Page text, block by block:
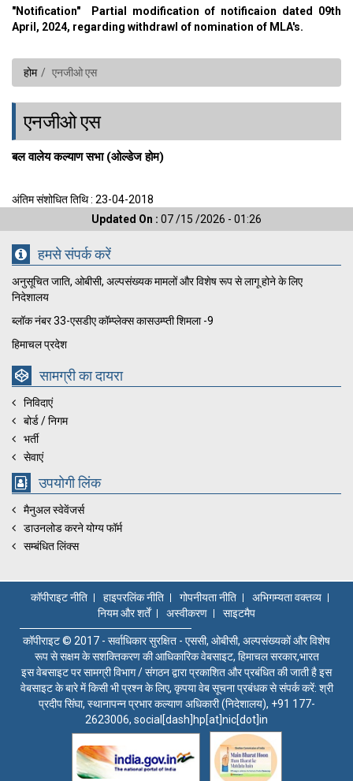
"Notification" Partial modification of notificaion dated 09th
April, 2024, regarding withdrawl of nomination of MLA's.
होम एनजीओ एस
एनजीओ एस
बल वालेय कल्याण सभा (ओल्डेज होम)
अंतिम संशोधित तिथि : 23-04-2018
Updated On : 07 /15 /2026 - 01:26
हमसे संपर्क करें
अनुसूचित जाति, ओबीसी, अल्पसंख्यक मामलों और विशेष रूप से लागू होने के लिए
निदेशालय
ब्लॉक नंबर 33-एसडीए कॉम्प्लेक्स कासउम्प्ती शिमला -9
हिमाचल प्रदेश
सामग्री का दायरा
निविदाएं
बोर्ड / निगम
भर्ती
सेवाएं
उपयोगी लिंक
मैनुअल स्वेवेंजर्स
डाउनलोड करने योग्य फॉर्म
सम्बंधित लिंक्स
कॉपीराइट नीति हाइपरलिंक नीति गोपनीयता नीति
अभिगम्यता वक्तव्य
नियम और शर्तें
अस्वीकरण साइटमैप
कॉपीराइट © 2017 - सर्वाधिकार सुरक्षित - एससी, ओबीसी, अल्पसंख्यकों और विशेष
रूप से सक्षम के सशक्तिकरण की आधिकारिक वेबसाइट, हिमाचल सरकार,भारत
इस वेबसाइट पर सामग्री विभाग / संगठन द्वारा प्रकाशित और प्रबंधित की जाती है इस
वेबसाइट के बारे में किसी भी प्रश्न के लिए, कृपया वेब सूचना प्रबंधक से संपर्क करें: श्री
प्रदीप सिंघा, स्थानापन्न प्रभार कल्याण अधिकारी (निदेशालय), +91 177-
2623006, social[dash]hp[at]nic[dot]in